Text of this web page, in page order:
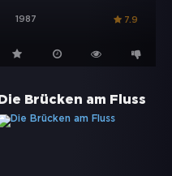
1987 7.9
Die Brücken am Fluss